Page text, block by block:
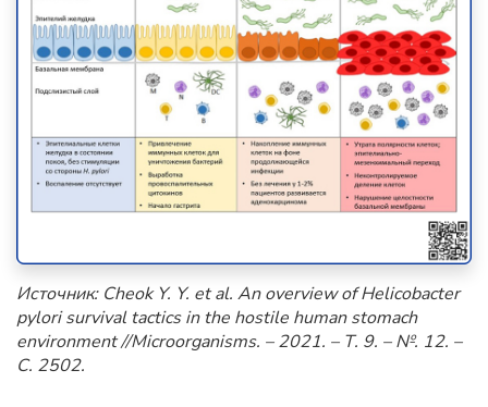
Источник: Cheok Y. Y. et al. An overview of Helicobacter
pylori survival tactics in the hostile human stomach
environment //Microorganisms. – 2021. – Т. 9. – №. 12. –
С. 2502.